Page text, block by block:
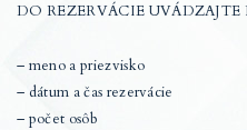
DO REZERVÁCIE UVÁDZAJTE
– meno a priezvisko
– dátum a čas rezervácie
– počet osôb